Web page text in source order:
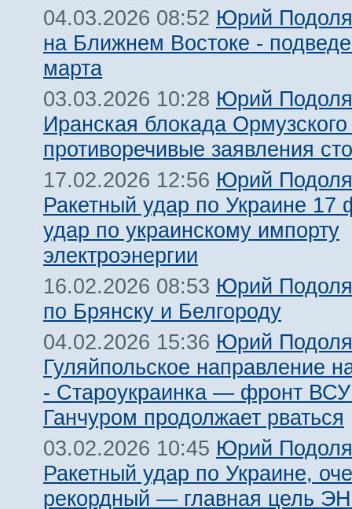
04.03.2026 08:52 Юрий
на Ближнем Востоке -
марта
03.03.2026 10:28 Юрий
Иранская блокада
противоречивые заявления
17.02.2026 12:56 Юрий
Ракетный удар по Украине 17
удар по украинскому импорту
электроэнергии
16.02.2026 08:53 Юрий
по Брянску и Белгороду
04.02.2026 15:36 Юрий
Гуляйпольское направление
- Староукраинка — фронт ВСУ
Ганчуром продолжает рваться
03.02.2026 10:45 Юрий
Ракетный удар по Украине,
рекордный — главная цель